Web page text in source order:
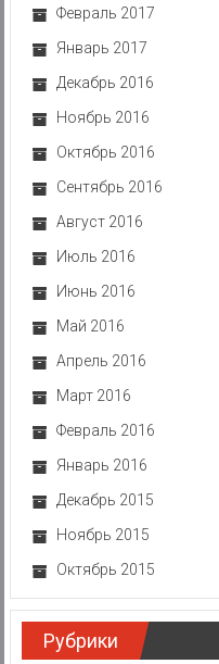
Февраль 2017
Январь 2017
Декабрь 2016
Ноябрь 2016
Октябрь 2016
Сентябрь 2016
Август 2016
Июль 2016
Июнь 2016
Май 2016
Апрель 2016
Март 2016
Февраль 2016
Январь 2016
Декабрь 2015
Ноябрь 2015
Октябрь 2015
Рубрики